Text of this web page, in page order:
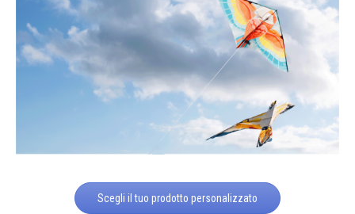
Scegli il tuo prodotto personalizzato